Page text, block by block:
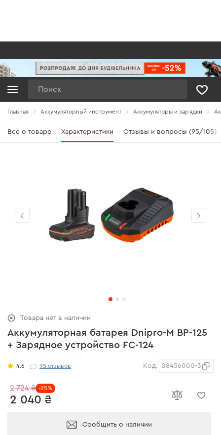
Главная Аккумуляторный инструмент Аккумуляторы и зарядки
Все о товаре Характеристики Отзывы и вопросы (95/105)
Аккумуляторная батарея Dnipro-M BP-125
+ Зарядное устройство FC-124
4.6 95отзывов Код: 08456000-3
2 040 ₴
2 724 ₴ -25%
Сообщить о наличии
Товара нет в наличии